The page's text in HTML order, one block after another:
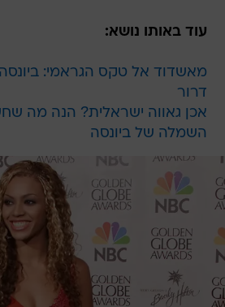
עוד באותו נושא:
מאשדוד אל טקס הגראמי:
דרור
אכן גאווה ישראלית? הנה מה
השמלה של ביונסה